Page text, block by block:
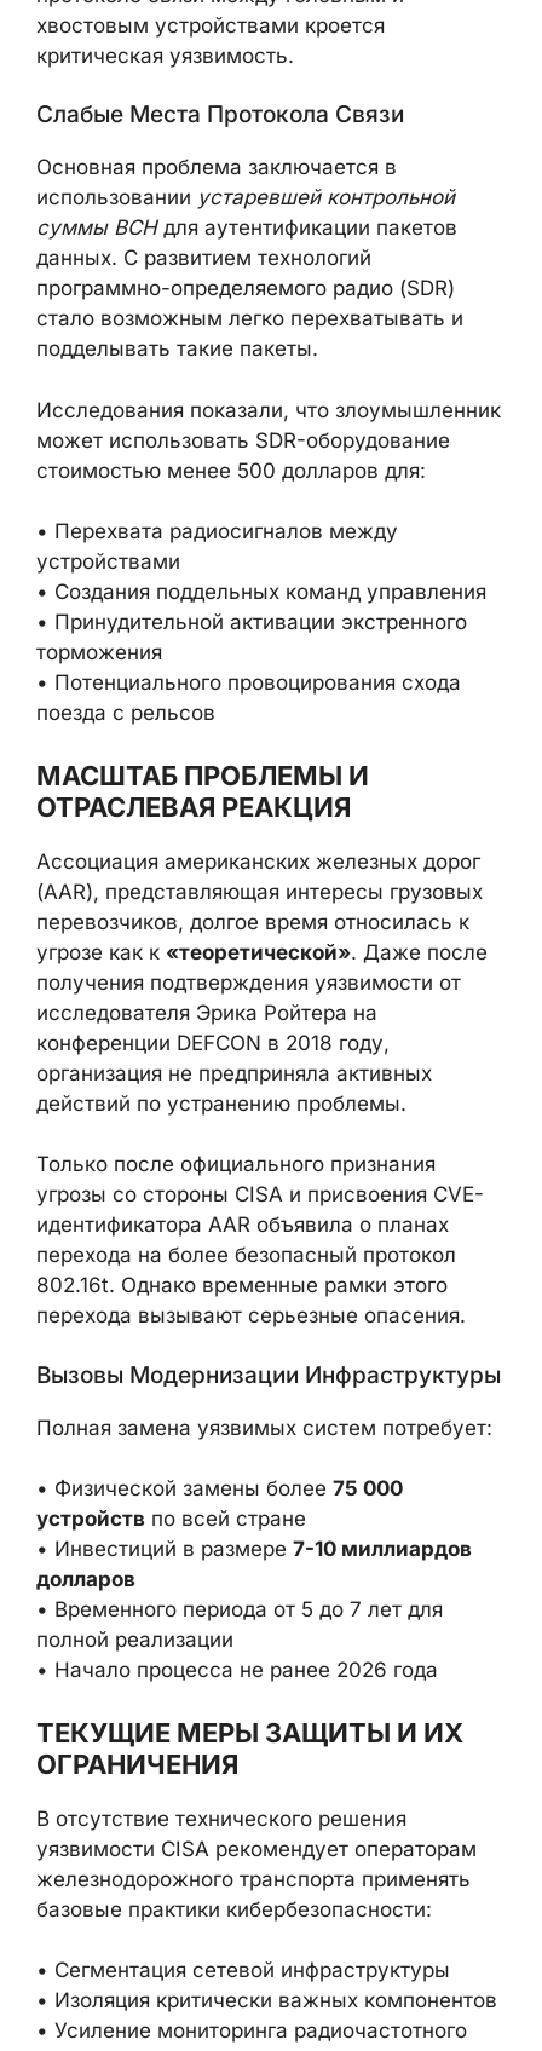
хвостовым устройствами кроется
критическая уязвимость.
Слабые Места Протокола Связи
Основная проблема заключается в
использовании устаревшей контрольной
суммы BCHдля аутентификации пакетов
данных. С развитием технологий
программно-определяемого радио (SDR)
стало возможным легко перехватывать и
подделывать такие пакеты.
Исследования показали, что злоумышленник
может использовать SDR-оборудование
стоимостью менее 500 долларов для:
• Перехвата радиосигналов между
устройствами
• Создания поддельных команд управления
• Принудительной активации экстренного
торможения
• Потенциального провоцирования схода
поезда с рельсов
МАСШТАБ ПРОБЛЕМЫ И
ОТРАСЛЕВАЯ РЕАКЦИЯ
Ассоциация американских железных дорог
(AAR), представляющая интересы грузовых
перевозчиков, долгое время относилась к
угрозе как к «теоретической». Даже после
получения подтверждения уязвимости от
исследователя Эрика Ройтера на
конференции DEFCON в 2018 году,
организация не предприняла активных
действий по устранению проблемы.
Только после официального признания
угрозы со стороны CISA и присвоения CVE-
идентификатора AAR объявила о планах
перехода на более безопасный протокол
802.16t. Однако временные рамки этого
перехода вызывают серьезные опасения.
Вызовы Модернизации Инфраструктуры
Полная замена уязвимых систем потребует:
• Физической замены более 75 000
устройств по всей стране
• Инвестиций в размере 7-10 миллиардов
долларов
• Временного периода от 5 до 7 лет для
полной реализации
• Начало процесса не ранее 2026 года
ТЕКУЩИЕ МЕРЫ ЗАЩИТЫ И ИХ
ОГРАНИЧЕНИЯ
В отсутствие технического решения
уязвимости CISA рекомендует операторам
железнодорожного транспорта применять
базовые практики кибербезопасности:
• Сегментация сетевой инфраструктуры
• Изоляция критически важных компонентов
• Усиление мониторинга радиочастотного